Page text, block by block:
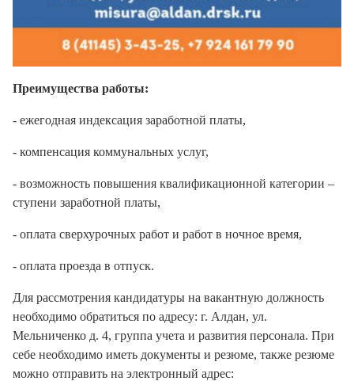
Преимущества работы:
- ежегодная индексация заработной платы,
- компенсация коммунальных услуг,
- возможность повышения квалификационной категории –
ступени заработной платы,
- оплата сверхурочных работ и работ в ночное время,
- оплата проезда в отпуск.
Для рассмотрения кандидатуры на вакантную должность
необходимо обратиться по адресу: г. Алдан, ул.
Мельниченко д. 4, группа учета и развития персонала. При
себе необходимо иметь документы и резюме, также резюме
можно отправить на электронный адрес: